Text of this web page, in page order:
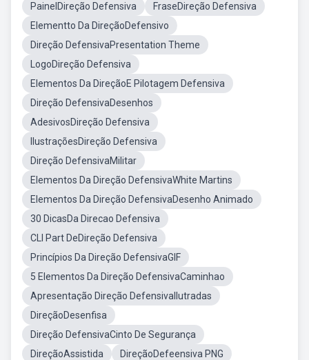
PainelDireção Defensiva
FraseDireção Defensiva
Elementto Da DireçãoDefensivo
Direção DefensivaPresentation Theme
LogoDireção Defensiva
Elementos Da DireçãoE Pilotagem Defensiva
Direção DefensivaDesenhos
AdesivosDireção Defensiva
IlustraçõesDireção Defensiva
Direção DefensivaMilitar
Elementos Da Direção DefensivaWhite Martins
Elementos Da Direção DefensivaDesenho Animado
30 DicasDa Direcao Defensiva
CLI Part DeDireção Defensiva
Princípios Da Direção DefensivaGIF
5 Elementos Da Direção DefensivaCaminhao
Apresentação Direção DefensivaIlutradas
DireçãoDesenfisa
Direção DefensivaCinto De Segurança
DireçãoAssistida
DireçãoDefeensiva PNG